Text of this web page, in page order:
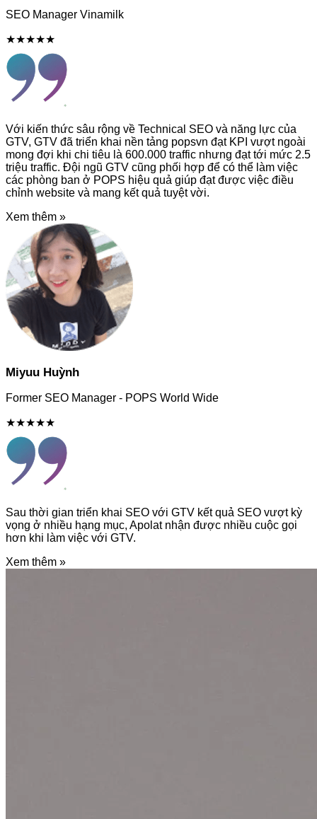
SEO Manager Vinamilk
★★★★★
Với kiến thức sâu rộng về Technical SEO và năng lực của
GTV, GTV đã triển khai nền tảng popsvn đạt KPI vượt ngoài
mong đợi khi chi tiêu là 600.000 traffic nhưng đạt tới mức 2.5
triệu traffic. Đội ngũ GTV cũng phối hợp để có thể làm việc
các phòng ban ở POPS hiệu quả giúp đạt được việc điều
chỉnh website và mang kết quả tuyệt vời.
Xem thêm »
Miyuu Huỳnh
Former SEO Manager - POPS World Wide
★★★★★
Sau thời gian triển khai SEO với GTV kết quả SEO vượt kỳ
vọng ở nhiều hạng mục, Apolat nhận được nhiều cuộc gọi
hơn khi làm việc với GTV.
Xem thêm »